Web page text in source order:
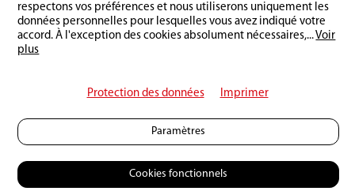
respectons vos préférences et nous utiliserons uniquement les
données personnelles pour lesquelles vous avez indiqué votre
accord. À l'exception des cookies absolument nécessaires,...Voir
plus
Protection des données Imprimer
Paramètres
Cookies fonctionnels